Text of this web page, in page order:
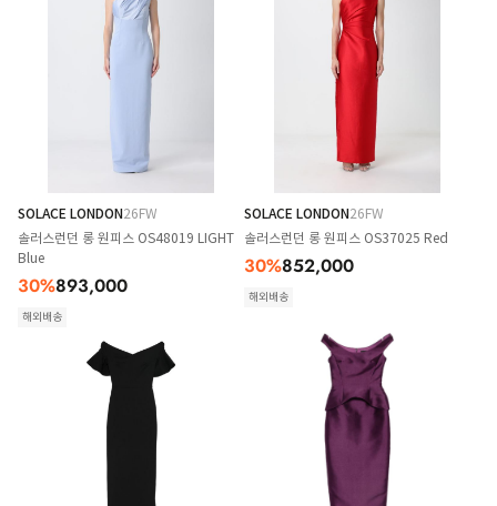
SOLACE LONDON26FW
솔러스런던 롱 원피스 OS48019 LIGHT
Blue
30%893,000
해외배송
SOLACE LONDON26FW
솔러스런던 롱 원피스 OS37025 Red
30%852,000
해외배송